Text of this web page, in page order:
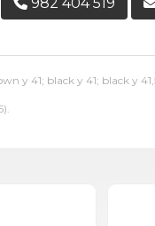
y 41; black y 41; black y